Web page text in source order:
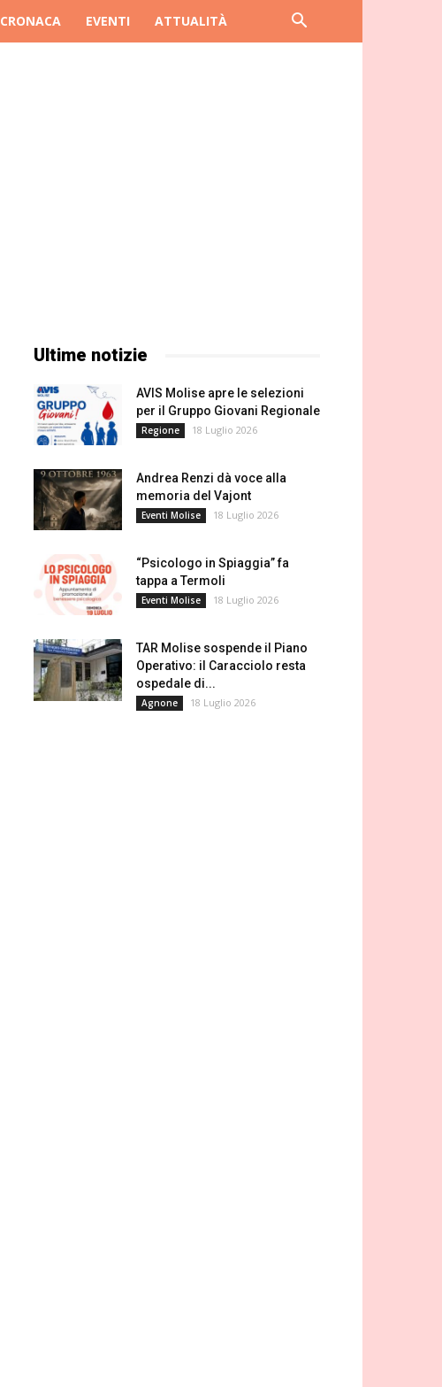
CRONACA EVENTI ATTUALITÀ
Ultime notizie
AVIS Molise apre le selezioni
per il Gruppo Giovani Regionale
Regione 18 Luglio 2026
Andrea Renzi dà voce alla
memoria del Vajont
Eventi Molise 18 Luglio 2026
“Psicologo in Spiaggia” fa
tappa a Termoli
Eventi Molise 18 Luglio 2026
TAR Molise sospende il Piano
Operativo: il Caracciolo resta
ospedale di...
Agnone 18 Luglio 2026